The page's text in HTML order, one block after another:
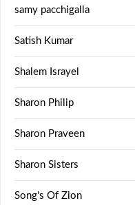
samy pacchigalla
Satish Kumar
Shalem Israyel
Sharon Philip
Sharon Praveen
Sharon Sisters
Song's Of Zion